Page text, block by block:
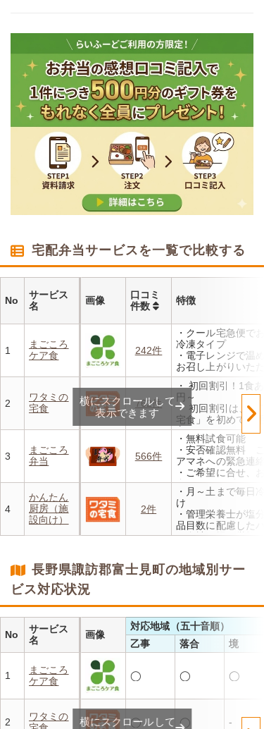
宅配弁当サービスを一覧で比較する
No
サービス
名
画像
口コミ
件数
特徴
1
まごころ
ケア食
242件
・クール宅急便で
冷凍タイプ
・電子レンジで温
お召し上がりいただ
・メニューの組み
理栄養士にお任せ
・定期は通常価格
んと20％OFF！
2
ワタミの
宅食
762件
・ 初回割引！1食あ
円～
・ 初回割引は、「
宅食」を初めて利用
方、または6か月以
お休みされている
なります。※「好
ず」「好い日の御
外
・香り、風味、食
るよう冷蔵でお届け
・日替わりの献立
らご利用可能
3
まごころ
弁当
566件
・無料試食可能
・安否確認無料 ご
アマネへの緊急連絡
・ご希望に合せ、
食、アレルギーに無
・1回だけ、1食だ
もOK
4
かんたん
厨房（施
設向け）
2件
・月～土まで毎日
け
・管理栄養士が塩
品目数に配慮した
・自社工場で厳格
減を実現！温める
横にスクロールして
表示できます
長野県諏訪郡富士見町の地域別サー
ビス対応状況
No
サービス
名
画像
対応地域（五十音順）
乙事
落合 境
1
まごころ
ケア食
◯ ◯ ◯
2
ワタミの
◯ ◯ -
横にスクロールして